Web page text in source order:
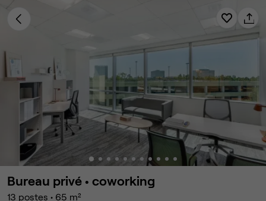
Bureau privé • coworking
13 postes • 65 m²